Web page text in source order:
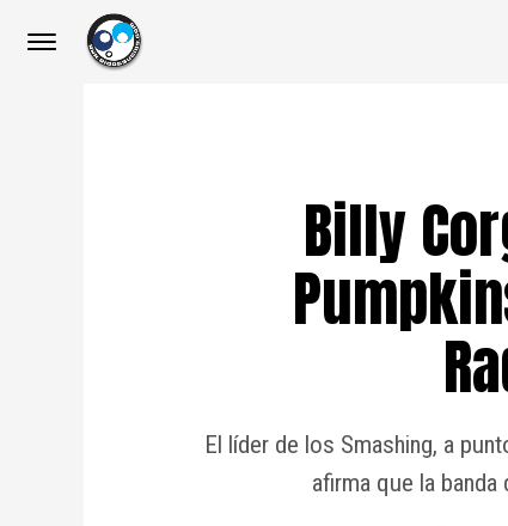
Billy
El líder de los Smashing, a
afirma que la